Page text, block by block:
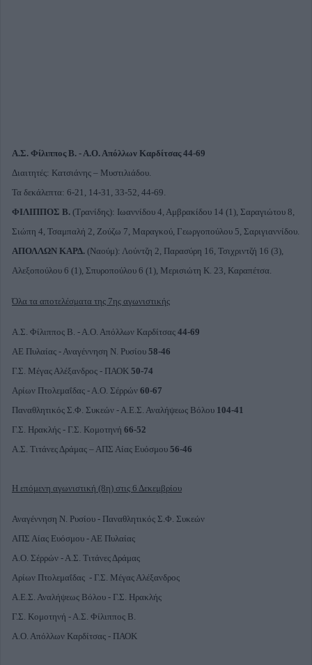
Α.Σ. Φίλιππος Β. - Α.Ο. Απόλλων Καρδίτσας 44-69
Διαιτητές: Κατσιάνης – Μυστιλιάδου.
Τα δεκάλεπτα: 6-21, 14-31, 33-52, 44-69.
ΦΙΛΙΠΠΟΣ Β. (Τρανίδης): Ιωαννίδου 4, Αμβρακίδου 14 (1), Σαραγιώτου 8,
Σιώπη 4, Τσαμπαλή 2, Ζούζω 7, Μαραγκού, Γεωργοπούλου 5, Σαριγιαννίδου.
ΑΠΟΛΛΩΝ ΚΑΡΔ. (Ναούμ): Λούντζη 2, Παρασύρη 16, Τσιχριντζή 16 (3),
Αλεξοπούλου 6 (1), Σπυροπούλου 6 (1), Μερισιώτη Κ. 23, Καραπέτσα.
Όλα τα αποτελέσματα της 7ης αγωνιστικής
Α.Σ. Φίλιππος Β. - Α.Ο. Απόλλων Καρδίτσας 44-69
ΑΕ Πυλαίας - Αναγέννηση Ν. Ρυσίου 58-46
Γ.Σ. Μέγας Αλέξανδρος - ΠΑΟΚ 50-74
Αρίων Πτολεμαΐδας - Α.Ο. Σέρρών 60-67
Παναθλητικός Σ.Φ. Συκεών - Α.Ε.Σ. Αναλήψεως Βόλου 104-41
Γ.Σ. Ηρακλής - Γ.Σ. Κομοτηνή 66-52
Α.Σ. Τιτάνες Δράμας – ΑΠΣ Αίας Ευόσμου 56-46
Η επόμενη αγωνιστική (8η) στις 6 Δεκεμβρίου
Αναγέννηση Ν. Ρυσίου - Παναθλητικός Σ.Φ. Συκεών
ΑΠΣ Αίας Ευόσμου - ΑΕ Πυλαίας
Α.Ο. Σέρρών - Α.Σ. Τιτάνες Δράμας
Αρίων Πτολεμαΐδας - Γ.Σ. Μέγας Αλέξανδρος
Α.Ε.Σ. Αναλήψεως Βόλου - Γ.Σ. Ηρακλής
Γ.Σ. Κομοτηνή - Α.Σ. Φίλιππος Β.
Α.Ο. Απόλλων Καρδίτσας - ΠΑΟΚ